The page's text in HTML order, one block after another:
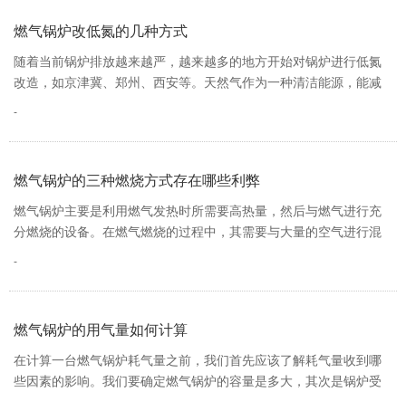
燃气锅炉改低氮的几种方式
随着当前锅炉排放越来越严，越来越多的地方开始对锅炉进行低氮
改造，如京津冀、郑州、西安等。天然气作为一种清洁能源，能减
燃气锅炉的三种燃烧方式存在哪些利弊
燃气锅炉主要是利用燃气发热时所需要高热量，然后与燃气进行充
分燃烧的设备。在燃气燃烧的过程中，其需要与大量的空气进行混
燃气锅炉的用气量如何计算
在计算一台燃气锅炉耗气量之前，我们首先应该了解耗气量收到哪
些因素的影响。我们要确定燃气锅炉的容量是多大，其次是锅炉受